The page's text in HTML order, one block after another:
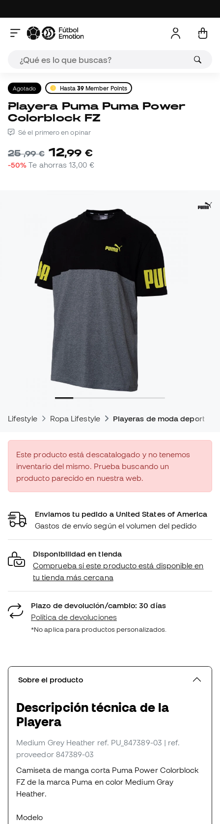
Agotado Hasta39 Member Points
Playera Puma Puma Power
Colorblock FZ
Sé el primero en opinar
25,99 € 12,99 €
-50% Te ahorras13,00 €
Lifestyle Ropa Lifestyle Playeras de moda deportiva
Este producto está descatalogado y no tenemos
inventario del mismo. Prueba buscando un
producto parecido en nuestra web.
Enviamos tu pedido a United States of America
Gastos de envío según el volumen del pedido
Disponibilidad en tienda
Comprueba si este producto está disponible en
tu tienda más cercana
Plazo de devolución/cambio: 30 días
Política de devoluciones
*No aplica para productos personalizados.
Sobre el producto
Descripción técnica de la
Playera
Medium Grey Heather ref. PU_847389-03 | ref.
proveedor 847389-03
Camiseta de manga corta Puma Power Colorblock
FZ de la marca Puma en color Medium Gray
Heather.
Modelo